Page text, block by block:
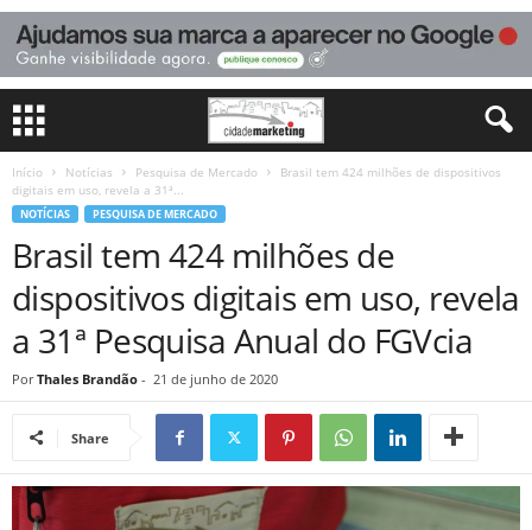
Início Notícias Pesquisa de Mercado
Brasil tem 424 milhões de dispositivos
digitais em uso, revela a 31ª...
NOTÍCIAS PESQUISA DE MERCADO
Brasil tem 424 milhões de
dispositivos digitais em uso, revela
a 31ª Pesquisa Anual do FGVcia
Por Thales Brandão - 21 de junho de 2020
Share